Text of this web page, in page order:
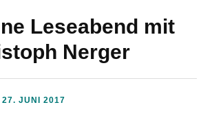
Leseabend mit
Nerger
27. JUNI 2017